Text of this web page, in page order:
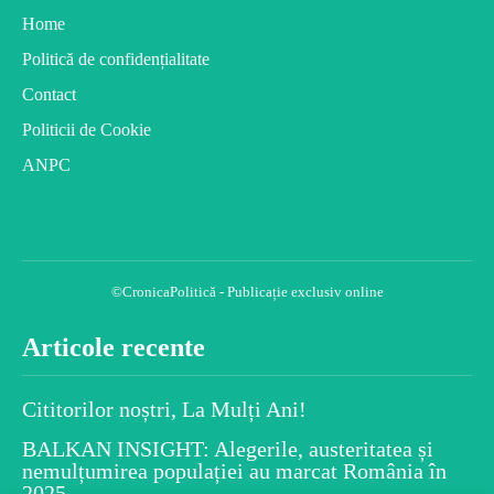
Home
Politică de confidențialitate
Contact
Politicii de Cookie
ANPC
©CronicaPolitică - Publicație exclusiv online
Articole recente
Cititorilor noștri, La Mulți Ani!
BALKAN INSIGHT: Alegerile, austeritatea și
nemulțumirea populației au marcat România în